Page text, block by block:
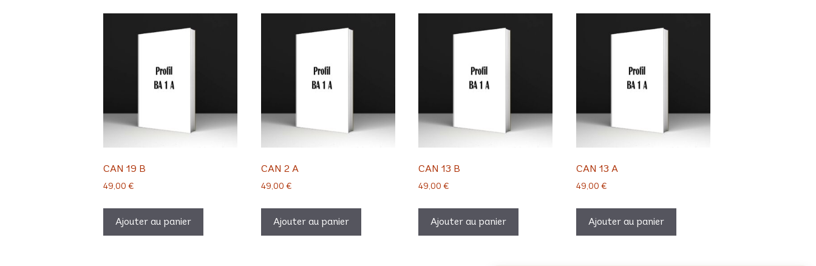
CAN 19 B
49,00 €
Ajouter au panier
CAN 2 A
49,00 €
Ajouter au panier
CAN 13 B
49,00€
Ajouter au panier
CAN 13 A
49,00 €
Ajouter au panier